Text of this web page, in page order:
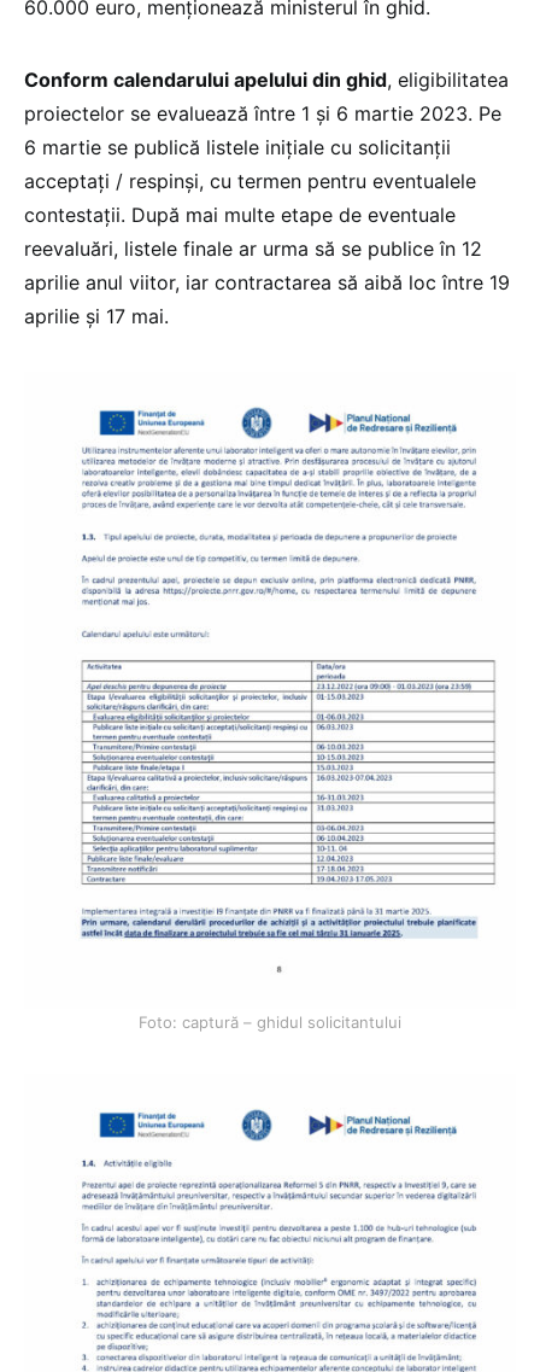
60.000 euro, menționează ministerul în ghid.
Conform calendarului apelului din ghid, eligibilitatea
proiectelor se evaluează între 1 și 6 martie 2023. Pe
6 martie se publică listele inițiale cu solicitanții
acceptați / respinși, cu termen pentru eventualele
contestații. După mai multe etape de eventuale
reevaluări, listele finale ar urma să se publice în 12
aprilie anul viitor, iar contractarea să aibă loc între 19
aprilie și 17 mai.
Foto: captură – ghidul solicitantului